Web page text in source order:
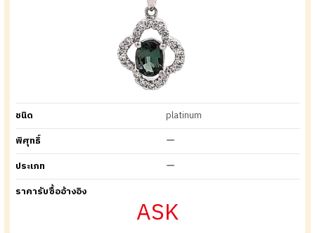
ชนิด
platinum
พิศุทธิ์
ー
ประเภท
ー
ราคารับซื้ออ้างอิง
ASK